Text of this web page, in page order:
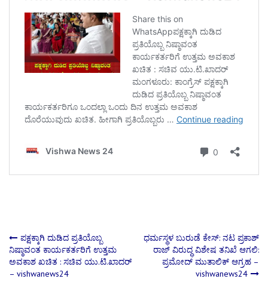
Post
navigation
ಪಕ್ಷಕ್ಕಾಗಿ ದುಡಿದ ಪ್ರತಿಯೊಬ್ಬ
ನಿಷ್ಠಾವಂತ ಕಾರ್ಯಕರ್ತರಿಗೆ ಉತ್ತಮ
ಅವಕಾಶ ಖಚಿತ : ಸಚಿವ ಯು.ಟಿ.ಖಾದರ್
– vishwanews24
ಧರ್ಮಸ್ಥಳ ಬುರುಡೆ ಕೇಸ್: ನಟ ಪ್ರಕಾಶ್
ರಾಜ್ ವಿರುದ್ಧ ವಿಶೇಷ ತನಿಖೆ ಆಗಲಿ:
ಪ್ರಮೋದ್ ಮುತಾಲಿಕ್ ಆಗ್ರಹ –
vishwanews24